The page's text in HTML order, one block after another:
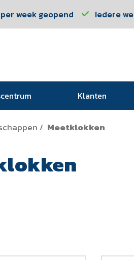
week geopend Iedere
Klanten
/ Meetklokken